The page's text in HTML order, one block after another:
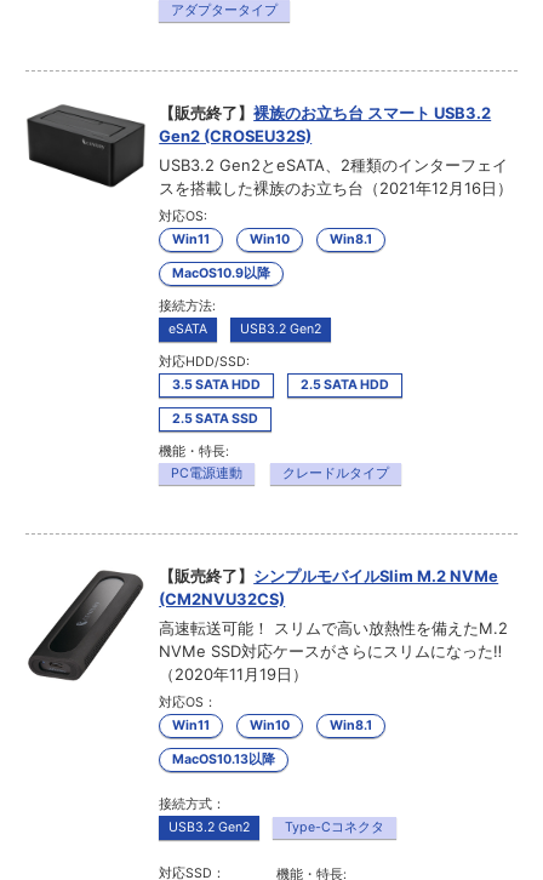
アダプタータイプ
【販売終了】裸族のお立ち台 スマート USB3.2
Gen2 (CROSEU32S)
USB3.2 Gen2とeSATA、2種類のインターフェイ
スを搭載した裸族のお立ち台（2021年12月16日）
対応OS:
Win11
Win10 Win8.1
MacOS10.9以降
接続方法:
eSATA
USB3.2 Gen2
対応HDD/SSD:
3.5 SATA HDD
2.5 SATA HDD
2.5 SATA SSD
機能・特長:
PC電源連動
クレードルタイプ
【販売終了】 シンプルモバイルSlim M.2 NVMe
(CM2NVU32CS)
高速転送可能！ スリムで高い放熱性を備えたM.2
NVMe SSD対応ケースがさらにスリムになった‼
（2020年11月19日）
対応OS：
Win11
Win10 Win8.1
MacOS10.13以降
接続方式：
USB3.2 Gen2
Type-Cコネクタ
対応SSD： 機能・特長: